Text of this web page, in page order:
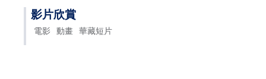
影片欣賞
電影 動畫 華藏短片